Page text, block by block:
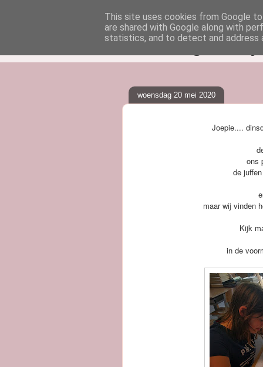
klasblog van
woensdag 20 mei 2020
Joepie....
ons
de
maar wij vinden
Kijk
in de
This site uses cookies from Google
are shared with Google along with
statistics, and to detect and address